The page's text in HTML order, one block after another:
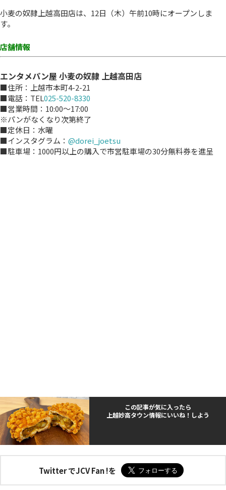
小麦の奴隷上越高田店は、12日（木）午前10時にオープンしま
す。
店舗情報
エンタメパン屋 小麦の奴隷 上越高田店
■住所：上越市本町4-2-21
■電話：TEL025-520-8330
■営業時間：10:00～17:00
※パンがなくなり次第終了
■定休日：水曜
■インスタグラム： @dorei_joetsu
■駐車場：1000円以上の購入で市営駐車場の30分無料券を進呈
この記事が気に入ったら
上越妙高タウン情報にいいね！しよう
Twitter でJCV Fan !を